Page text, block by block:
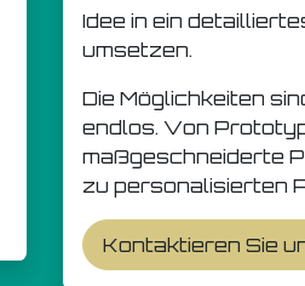
Idee in ein
umsetzen.
Die Möglichkeiten
endlos. Von
maßgeschneiderte
zu personalisierten
Kontaktieren Sie